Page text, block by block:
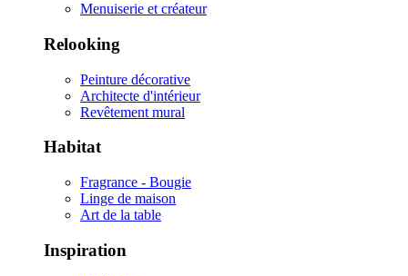
Menuiserie et créateur
Relooking
Peinture décorative
Architecte d'intérieur
Revêtement mural
Habitat
Fragrance - Bougie
Linge de maison
Art de la table
Inspiration